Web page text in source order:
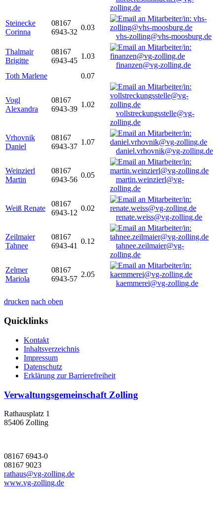
zolling.de
Steinecke
Corinna
08167
6943-32
0.03
vhs-zolling@vhs-moosburg.de
Thalmair
Brigitte
08167
6943-45
1.03
finanzen@vg-zolling.de
Toth Marlene
0.07
Vogl
Alexandra
08167
6943-39
1.02
vollstreckungsstelle@vg-
zolling.de
Vrhovnik
Daniel
08167
6943-37
1.07
daniel.vrhovnik@vg-zolling.de
Weinzierl
Martin
08167
6943-56
0.05
martin.weinzierl@vg-
zolling.de
Weiß Renate
08167
6943-12
0.02
renate.weiss@vg-zolling.de
Zeilmaier
Tahnee
08167
6943-41
0.12
tahnee.zeilmaier@vg-
zolling.de
Zelmer
Mariola
08167
6943-57
2.05
kaemmerei@vg-zolling.de
drucken nach oben
Quicklinks
Kontakt
Inhaltsverzeichnis
Impressum
Datenschutz
Erklärung zur Barrierefreiheit
Verwaltungsgemeinschaft Zolling
Rathausplatz 1
85406 Zolling
08167 6943-0
08167 9023
rathaus@vg-zolling.de
www.vg-zolling.de